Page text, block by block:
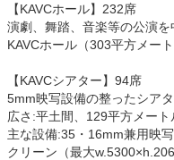
【KAVCホール】232席
演劇、舞踏、音楽等の公演
KAVCホール（303平方メート
【KAVCシアター】94席
5mm映写設備の整ったシア
広さ:平土間、129平方メート
主な設備:35・16mm兼用映
クリーン（最大